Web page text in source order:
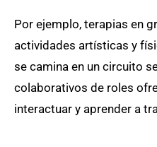
Por ejemplo, terapias en
actividades artísticas y
se camina en un circuito
colaborativos de roles
interactuar y aprender a